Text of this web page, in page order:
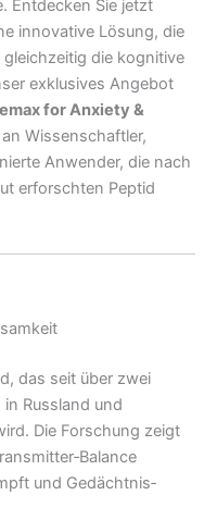
Entdecken Sie jetzt
innovative Lösung, die
die kognitive
exklusives Angebot
for Anxiety &
Wissenschaftler,
Anwender, die nach
erforschten Peptid
das seit über zwei
Russland und
Die Forschung zeigt
und Gedächtnis‑